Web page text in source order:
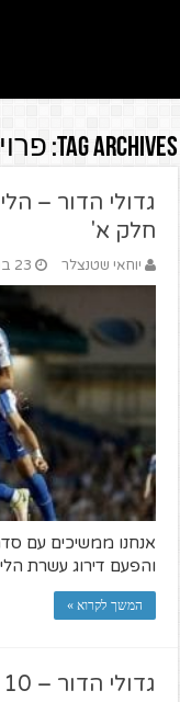
Tag Archives:
גדולי הדור –
חלק א'
יוחאי שטנצלר 23 בספטמבר 2020
אנחנו ממשיכים עם
והפעם דירוג עשרת
המשך לקרוא »